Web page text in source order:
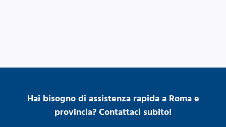
Hai bisogno di assistenza rapida a Roma e
provincia? Contattaci subito!